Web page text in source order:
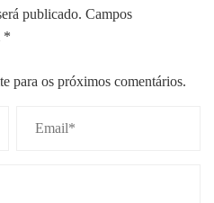
publicado. Campos
*
para os próximos comentários.